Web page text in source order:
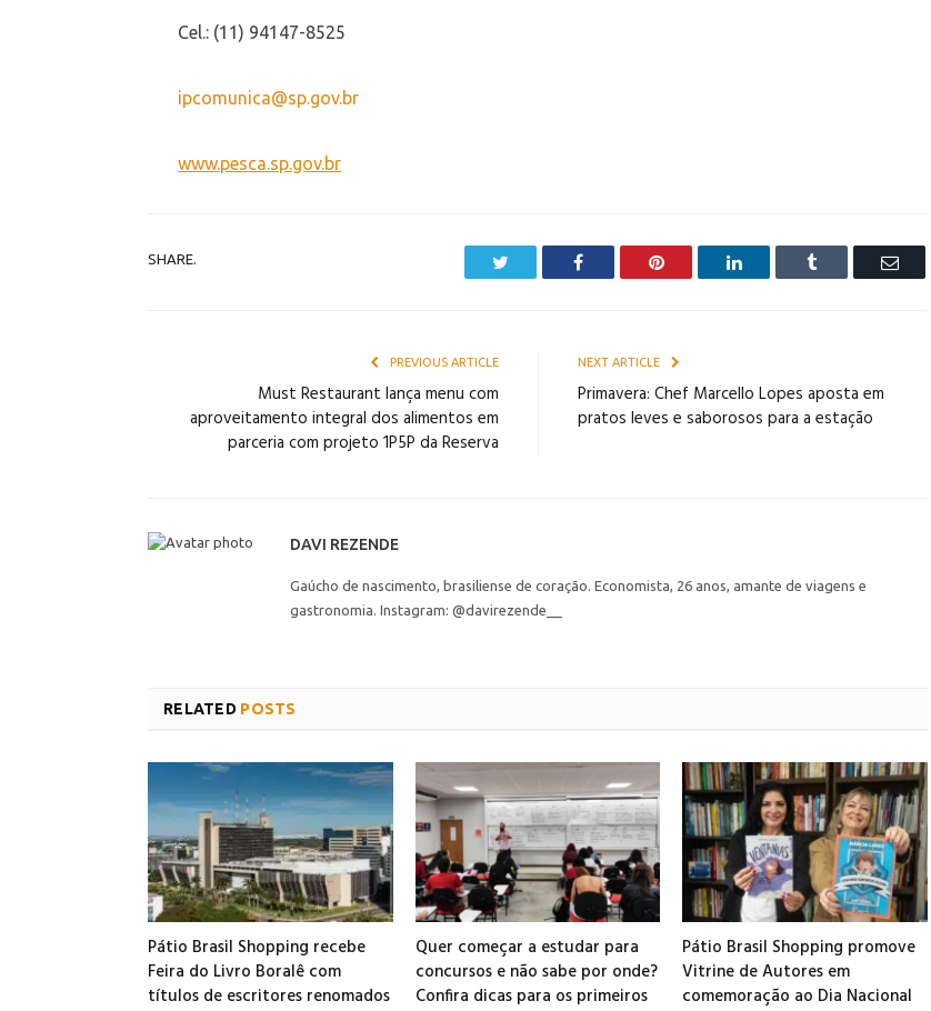
Cel.: (11) 94147-8525
ipcomunica@sp.gov.br
www.pesca.sp.gov.br
SHARE. Facebook Pinterest LinkedIn Tumblr Email
PREVIOUS ARTICLE
Must Restaurant lança menu com
aproveitamento integral dos alimentos em
parceria com projeto 1P5P da Reserva
NEXT ARTICLE
Primavera: Chef Marcello Lopes aposta em
pratos leves e saborosos para a estação
DAVI REZENDE
Gaúcho de nascimento, brasiliense de coração. Economista, 26 anos, amante de viagens e
gastronomia. Instagram: @davirezende__
RELATED POSTS
Pátio Brasil Shopping recebe
Feira do Livro Boralê com
títulos de escritores renomados
Quer começar a estudar para
concursos e não sabe por onde?
Confira dicas para os primeiros
Pátio Brasil Shopping promove
Vitrine de Autores em
comemoração ao Dia Nacional